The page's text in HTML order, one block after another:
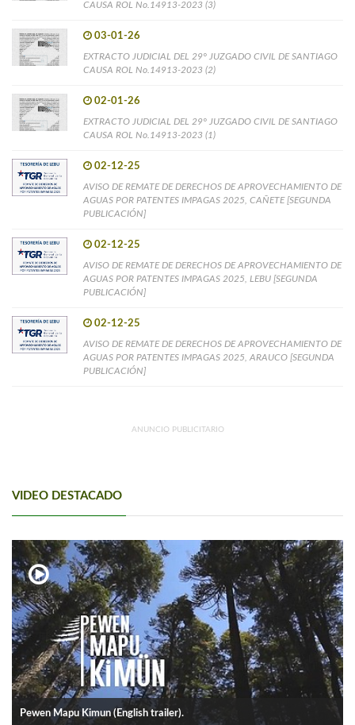
CAUSA ROL No.14913-2023 (3)
03-01-26
EXTRACTO JUDICIAL DEL 29° JUZGADO CIVIL DE SANTIAGO
CAUSA ROL No.14913-2023 (2)
02-01-26
EXTRACTO JUDICIAL DEL 29° JUZGADO CIVIL DE SANTIAGO
CAUSA ROL No.14913-2023 (1)
02-12-25
AVISO DE REMATE DE DERECHOS DE APROVECHAMIENTO DE
AGUAS POR PATENTES IMPAGAS 2025, CAÑETE [SEGUNDA
PUBLICACIÓN]
02-12-25
AVISO DE REMATE DE DERECHOS DE APROVECHAMIENTO DE
AGUAS POR PATENTES IMPAGAS 2025, LEBU [SEGUNDA
PUBLICACIÓN]
02-12-25
AVISO DE REMATE DE DERECHOS DE APROVECHAMIENTO DE
AGUAS POR PATENTES IMPAGAS 2025, ARAUCO [SEGUNDA
PUBLICACIÓN]
ANUNCIO PUBLICITARIO
VIDEO DESTACADO
Pewen Mapu Kimun (English trailer).